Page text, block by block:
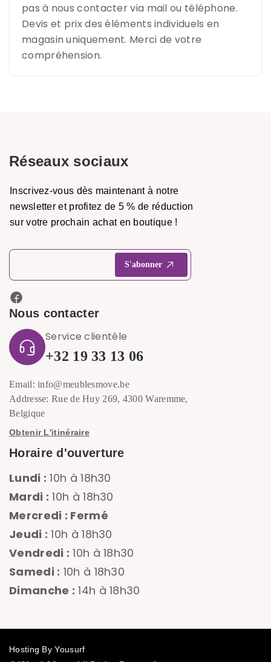
pas à nous contacter via mail ou téléphone.
Devis et prix des éléments individuels en
magasin uniquement. Merci de votre
compréhension.
Réseaux sociaux
Inscrivez-vous dès maintenant à notre
newsletter et profitez de 5 % de réduction
sur votre prochain achat en boutique !
Nous contacter
Service clientèle
+32 19 33 13 06
Email: info@meublesmove.be
Addresse: Rue de Huy 269, 4300 Waremme,
Belgique
Obtenir L'itinéraire
Horaire d'ouverture
Lundi : 10h à 18h30
Mardi : 10h à 18h30
Mercredi : Fermé
Jeudi : 10h à 18h30
Vendredi : 10h à 18h30
Samedi : 10h à 18h30
Dimanche : 14h à 18h30
Hosting By Yousurf